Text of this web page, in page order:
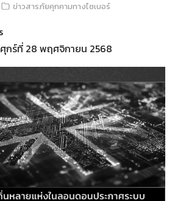
ข่าวสารภัยคุกคามทางไซเบอร์
กร์ที่ 28 พฤศจิกายน 2568